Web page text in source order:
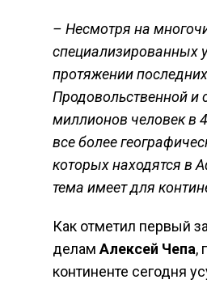
– Несмотря на
специализированных
протяжении
Продовольственной и
миллионов человек в
все более
которых находятся в
тема имеет для
Как отметил первый
деламАлексей Чепа,
континенте сегодня